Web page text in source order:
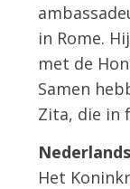
in Rome.
met de
Samen
Zita, die in
Het